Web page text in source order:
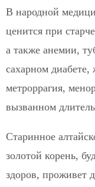
В народной
ценится при
а также анемии,
сахарном диабете,
метроррагия,
вызванном
Старинное
золотой корень,
здоров, проживет